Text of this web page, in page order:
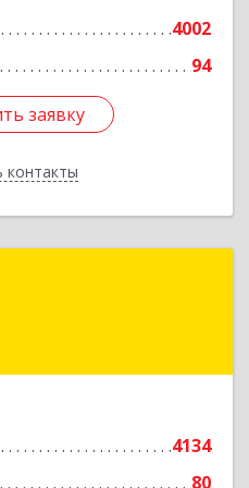
4002
94
заявку
контакты
Подробнее
заявку
4134
80
край, Краснодар г,